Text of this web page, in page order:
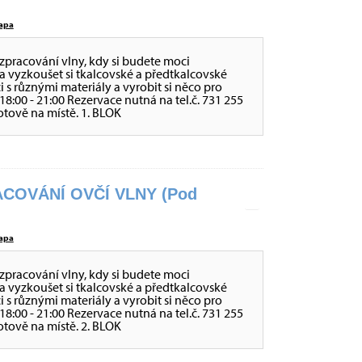
vlny, kdy si budete moci
vyzkoušet si tkalcovské a předtkalcovské
s různými materiály a vyrobit si něco pro
- 21:00 Rezervace nutná na tel.č. 731 255
na místě. 1. BLOK
OVČÍ VLNY (Pod
vlny, kdy si budete moci
vyzkoušet si tkalcovské a předtkalcovské
s různými materiály a vyrobit si něco pro
- 21:00 Rezervace nutná na tel.č. 731 255
na místě. 2. BLOK